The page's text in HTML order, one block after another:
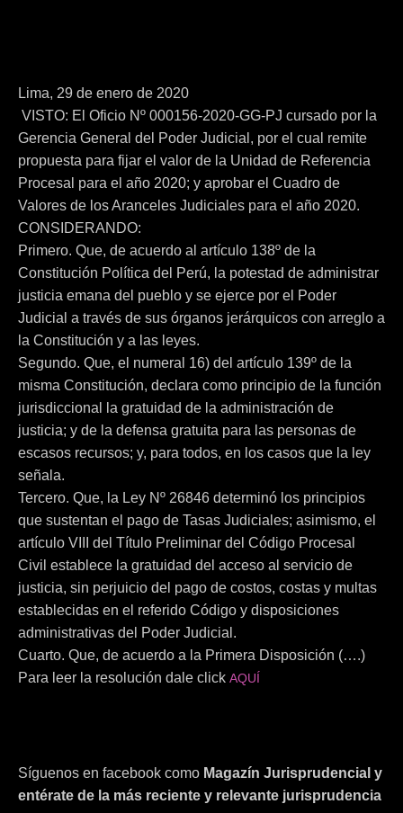
Lima, 29 de enero de 2020
VISTO: El Oficio Nº 000156-2020-GG-PJ cursado por la
Gerencia General del Poder Judicial, por el cual remite
propuesta para fijar el valor de la Unidad de Referencia
Procesal para el año 2020; y aprobar el Cuadro de
Valores de los Aranceles Judiciales para el año 2020.
CONSIDERANDO:
Primero. Que, de acuerdo al artículo 138º de la
Constitución Política del Perú, la potestad de administrar
justicia emana del pueblo y se ejerce por el Poder
Judicial a través de sus órganos jerárquicos con arreglo a
la Constitución y a las leyes.
Segundo. Que, el numeral 16) del artículo 139º de la
misma Constitución, declara como principio de la función
jurisdiccional la gratuidad de la administración de
justicia; y de la defensa gratuita para las personas de
escasos recursos; y, para todos, en los casos que la ley
señala.
Tercero. Que, la Ley Nº 26846 determinó los principios
que sustentan el pago de Tasas Judiciales; asimismo, el
artículo VIII del Título Preliminar del Código Procesal
Civil establece la gratuidad del acceso al servicio de
justicia, sin perjuicio del pago de costos, costas y multas
establecidas en el referido Código y disposiciones
administrativas del Poder Judicial.
Cuarto. Que, de acuerdo a la Primera Disposición (….)
Para leer la resolución dale click AQUÍ
Síguenos en facebook como Magazín Jurisprudencial y
entérate de la más reciente y relevante jurisprudencia